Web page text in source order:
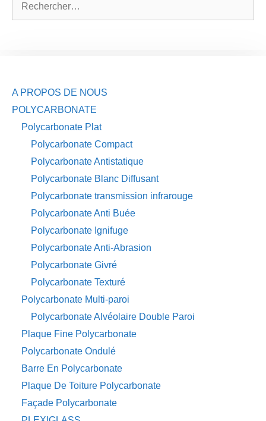
A PROPOS DE NOUS
POLYCARBONATE
Polycarbonate Plat
Polycarbonate Compact
Polycarbonate Antistatique
Polycarbonate Blanc Diffusant
Polycarbonate transmission infrarouge
Polycarbonate Anti Buée
Polycarbonate Ignifuge
Polycarbonate Anti-Abrasion
Polycarbonate Givré
Polycarbonate Texturé
Polycarbonate Multi-paroi
Polycarbonate Alvéolaire Double Paroi
Plaque Fine Polycarbonate
Polycarbonate Ondulé
Barre En Polycarbonate
Plaque De Toiture Polycarbonate
Façade Polycarbonate